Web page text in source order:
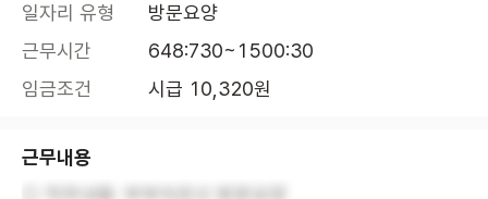
일자리 유형
방문요양
근무시간
648:730~1500:30
임금조건
시급 10,320원
근무내용